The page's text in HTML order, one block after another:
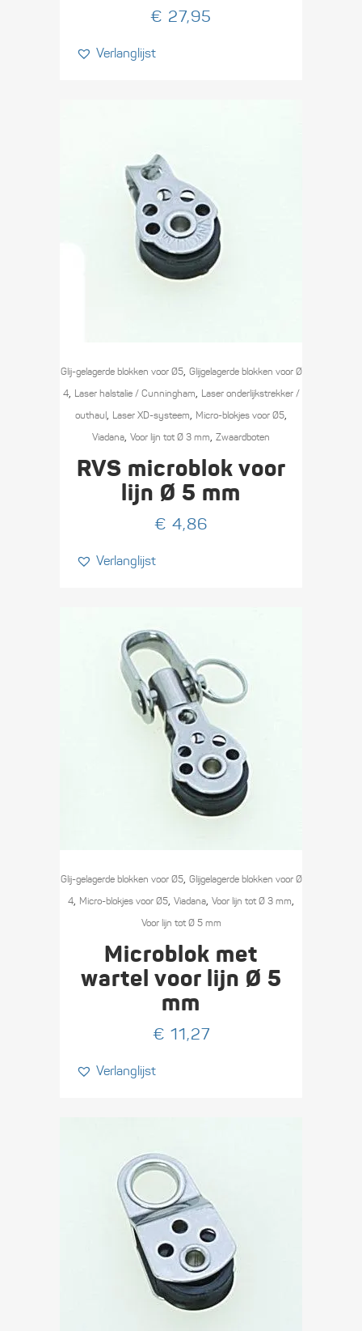
€ 27,95
Verlanglijst
Glij-gelagerde blokken voor Ø5, Glijgelagerde blokken voor Ø
4, Laser halstalie / Cunningham, Laser onderlijk­strekker /
outhaul, Laser XD-systeem, Micro-blokjes voor Ø5,
Viadana, Voor lijn tot Ø 3 mm, Zwaard­boten
RVS microblok voor
lijn Ø 5 mm
€ 4,86
Verlanglijst
Glij-gelagerde blokken voor Ø5, Glijgelagerde blokken voor Ø
4, Micro-blokjes voor Ø5, Viadana, Voor lijn tot Ø 3 mm,
Voor lijn tot Ø 5 mm
Microblok met
wartel voor lijn Ø 5
mm
€ 11,27
Verlanglijst